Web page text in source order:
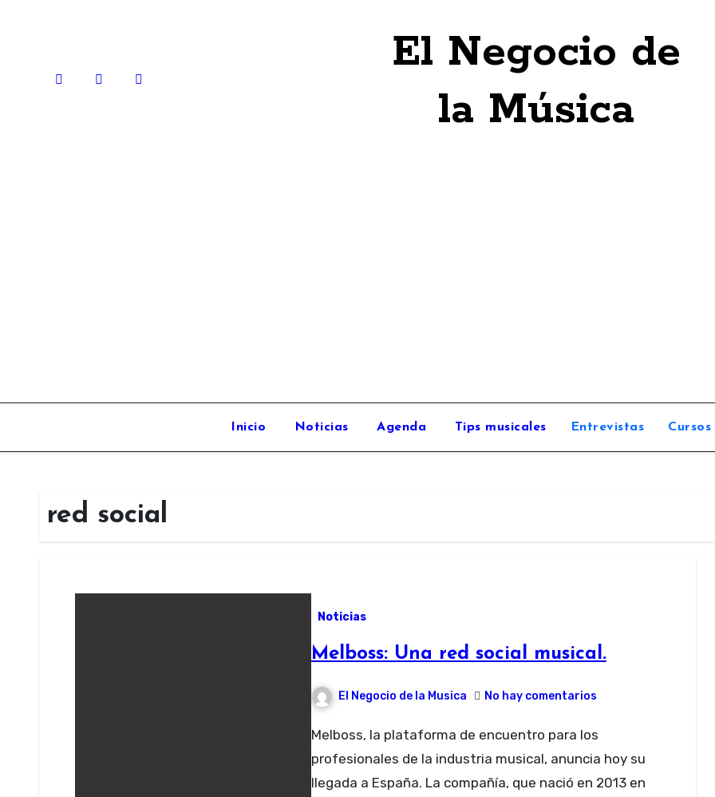
El Negocio de
la Música
Inicio Noticias Agenda Tips musicales Entrevistas
red social
Noticias
Melboss: Una red social musical.
El Negocio de la Musica No hay comentarios
Melboss, la plataforma de encuentro para los
profesionales de la industria musical, anuncia hoy su
llegada a España. La compañía, que nació en 2013 en